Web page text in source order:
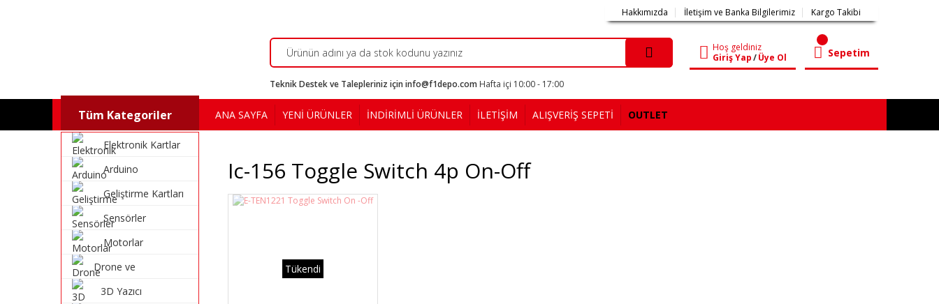
Hakkımızda İletişim ve Banka Bilgilerimiz Kargo Takibi
Hoş geldiniz
Giriş Yap/Üye Ol Sepetim
Teknik Destek ve Talepleriniz için info@f1depo.com Hafta içi 10:00 - 17:00
Tüm Kategoriler
Elektronik Kartlar
Arduino
Geliştirme Kartları
Sensörler
Motorlar
Drone ve
Malzemeleri
3D Yazıcı
ANA SAYFA YENİ ÜRÜNLER İNDİRİMLİ ÜRÜNLER İLETİŞİM ALIŞVERİŞ SEPETİ OUTLET
Ic-156 Toggle Switch 4p On-Off
Tükendi